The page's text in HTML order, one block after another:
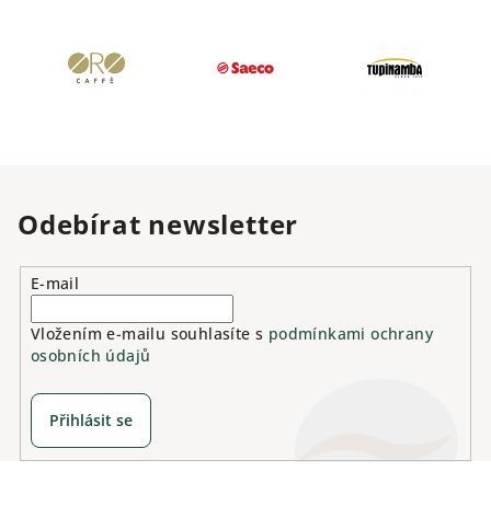
Odebírat newsletter
E-mail
Vložením e-mailu souhlasíte s podmínkami ochrany
osobních údajů
Přihlásit se